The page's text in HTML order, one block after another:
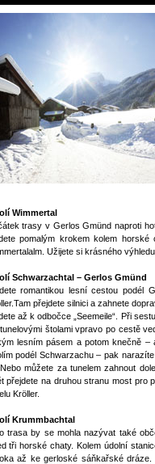
Wimmertal
trasy v Gerlos Gmünd naproti
pomalým krokem kolem
Užijete si krásného
Schwarzachtal – Gerlos Gmünd
romantikou lesní cestou podél
přejdete silnici a zahnete
až k odbočce „Seemeile“. Při
štolami vpravo po cestě
lesním pásem a potom knečně –
podél Schwarzachu – pak
můžete za tunelem zahnout
přejdete na druhou stranu most pro
Kröller.
Krummbachtal
trasa by se mohla nazývat také
tři horské chaty. Kolem údolní
až ke gerloské sáňkařské